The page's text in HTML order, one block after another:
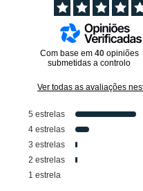
Com base em 40 opiniões
submetidas a controlo
Ver todas as avaliações
5 estrelas
4 estrelas
3 estrelas
2 estrelas
1 estrela